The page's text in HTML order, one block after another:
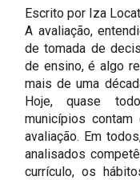
Escrito por Iza
A avaliação,
de tomada de
de ensino, é algo
mais de uma
Hoje, quase
municípios
avaliação. Em
analisados
currículo, os